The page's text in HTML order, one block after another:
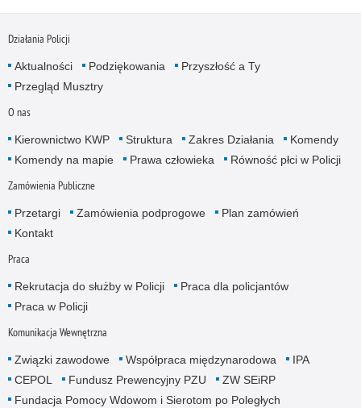
Działania Policji
Aktualności Podziękowania
Przyszłość a Ty
Przegląd Musztry
O nas
Kierownictwo KWP Struktura Zakres Działania
Komendy
Komendy na mapie
Prawa człowieka Równość płci w Policji
Zamówienia Publiczne
Przetargi Zamówienia podprogowe
Plan zamówień
Kontakt
Praca
Rekrutacja do służby w Policji
Praca dla policjantów
Praca w Policji
Komunikacja Wewnętrzna
Związki zawodowe Współpraca międzynarodowa
IPA
CEPOL
Fundusz Prewencyjny PZU
ZW SEiRP
Fundacja Pomocy Wdowom i Sierotom po Poległych